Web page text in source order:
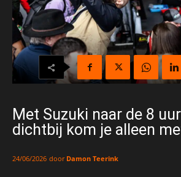
Met Suzuki naar de 8
dichtbij kom je alleen
24/06/2026 door Damon Teerink